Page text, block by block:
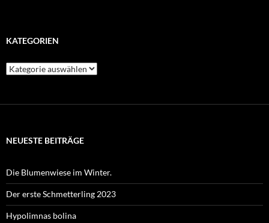
KATEGORIEN
Kategorien
NEUESTE BEITRÄGE
Die Blumenwiese im Winter.
Der erste Schmetterling 2023
Hypolimnas bolina